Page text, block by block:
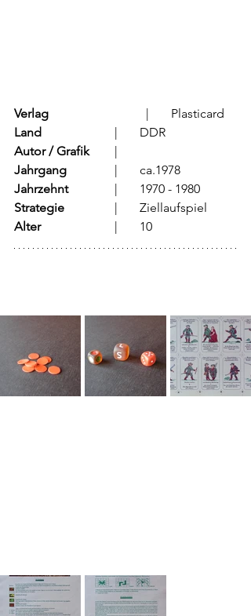
Verlag
			  |	Plasticard
Land
			  |	DDR
Autor / Grafik
Jahrgang
		  |	ca.1978
Jahrzehnt
		  |	1970 - 1980
Strategie
		  |	Ziellaufspiel
Alter
			  |	10